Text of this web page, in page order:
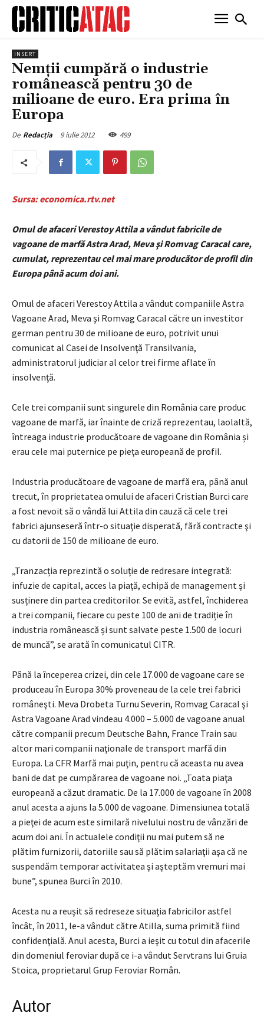
INSERT
Nemţii cumpără o industrie
românească pentru 30 de
milioane de euro. Era prima în
Europa
De Redacția 9 iulie 2012 499
Sursa: economica.rtv.net
Omul de afaceri Verestoy Attila a vândut fabricile de
vagoane de marfă Astra Arad, Meva şi Romvag Caracal care,
cumulat, reprezentau cel mai mare producător de profil din
Europa până acum doi ani.
Omul de afaceri Verestoy Attila a vândut companiile Astra
Vagoane Arad, Meva şi Romvag Caracal către un investitor
german pentru 30 de milioane de euro, potrivit unui
comunicat al Casei de Insolvenţă Transilvania,
administratorul judiciar al celor trei firme aflate în
insolvenţă.
Cele trei companii sunt singurele din România care produc
vagoane de marfă, iar înainte de criză reprezentau, laolaltă,
întreaga industrie producătoare de vagoane din România și
erau cele mai puternice pe pieţa europeană de profil.
Industria producătoare de vagoane de marfă era, până anul
trecut, în proprietatea omului de afaceri Cristian Burci care
a fost nevoit să o vândă lui Attila din cauză că cele trei
fabrici ajunseseră într-o situaţie disperată, fără contracte şi
cu datorii de 150 de milioane de euro.
„Tranzacția reprezintă o soluție de redresare integrată:
infuzie de capital, acces la piață, echipă de management și
susținere din partea creditorilor. Se evită, astfel, închiderea
a trei companii, fiecare cu peste 100 de ani de tradiție în
industria românească și sunt salvate peste 1.500 de locuri
de muncă”, se arată în comunicatul CITR.
Până la începerea crizei, din cele 17.000 de vagoane care se
produceau în Europa 30% proveneau de la cele trei fabrici
româneşti. Meva Drobeta Turnu Severin, Romvag Caracal şi
Astra Vagoane Arad vindeau 4.000 – 5.000 de vagoane anual
către companii precum Deutsche Bahn, France Train sau
altor mari companii naţionale de transport marfă din
Europa. La CFR Marfă mai puţin, pentru că aceasta nu avea
bani de dat pe cumpărarea de vagoane noi. „Toata piaţa
europeană a căzut dramatic. De la 17.000 de vagoane în 2008
anul acesta a ajuns la 5.000 de vagoane. Dimensiunea totală
a pieţei de acum este similară nivelului nostru de vânzări de
acum doi ani. În actualele condiţii nu mai putem să ne
plătim furnizorii, datoriile sau să plătim salariaţii aşa că ne
suspendăm temporar activitatea şi aşteptăm vremuri mai
bune”, spunea Burci în 2010.
Acesta nu a reuşit să redreseze situaţia fabricilor astfel
încât, în 2011, le-a vândut către Atilla, suma primită fiind
confidenţială. Anul acesta, Burci a ieşit cu totul din afacerile
din domeniul feroviar după ce i-a vândut Servtrans lui Gruia
Stoica, proprietarul Grup Feroviar Român.
Autor